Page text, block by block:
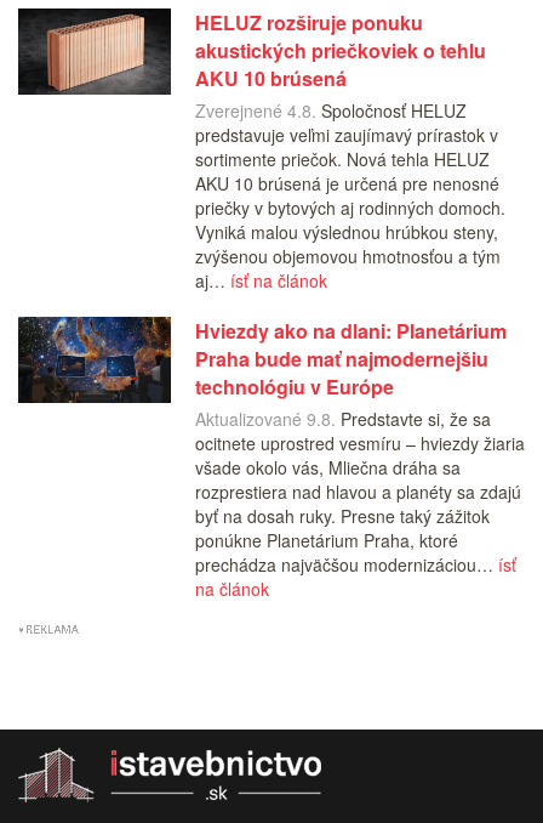
HELUZ rozširuje ponuku
akustických priečkoviek o tehlu
AKU 10 brúsená
Zverejnené 4.8. Spoločnosť HELUZ
predstavuje veľmi zaujímavý prírastok v
sortimente priečok. Nová tehla HELUZ
AKU 10 brúsená je určená pre nenosné
priečky v bytových aj rodinných domoch.
Vyniká malou výslednou hrúbkou steny,
zvýšenou objemovou hmotnosťou a tým
aj… ísť na článok
Hviezdy ako na dlani: Planetárium
Praha bude mať najmodernejšiu
technológiu v Európe
Aktualizované 9.8. Predstavte si, že sa
ocitnete uprostred vesmíru – hviezdy žiaria
všade okolo vás, Mliečna dráha sa
rozprestiera nad hlavou a planéty sa zdajú
byť na dosah ruky. Presne taký zážitok
ponúkne Planetárium Praha, ktoré
prechádza najväčšou modernizáciou… ísť
na článok